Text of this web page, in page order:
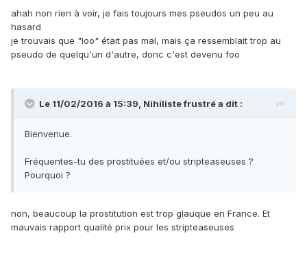
ahah non rien à voir, je fais toujours mes pseudos un peu au
hasard
je trouvais que "loo" était pas mal, mais ça ressemblait trop au
pseudo de quelqu'un d'autre, donc c'est devenu foo
Le 11/02/2016 à 15:39, Nihiliste frustré a dit :
Bienvenue.
Fréquentes-tu des prostituées et/ou stripteaseuses ?
Pourquoi ?
non, beaucoup la prostitution est trop glauque en France. Et
mauvais rapport qualité prix pour les stripteaseuses